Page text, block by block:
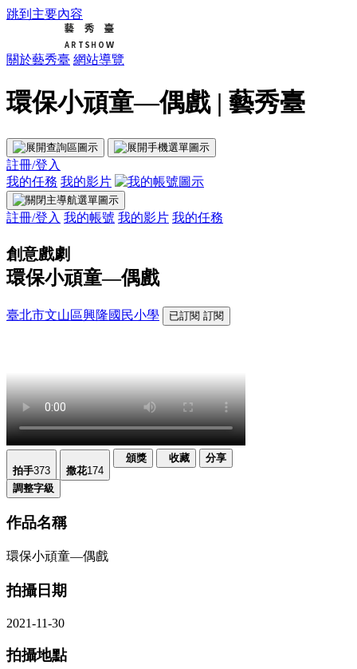
跳到主要內容
關於藝秀臺 網站導覽
環保小頑童—偶戲 | 藝秀臺
註冊/登入
我的任務 我的影片
註冊/登入 我的帳號 我的影片 我的任務
創意戲劇
環保小頑童—偶戲
臺北市文山區興隆國民小學 已訂閱 訂閱
拍手373 撒花174
頒獎 收藏 分享
調整字級
作品名稱
環保小頑童—偶戲
拍攝日期
2021-11-30
拍攝地點